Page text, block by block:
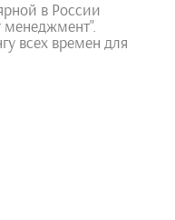
в России
менеджмент".
всех времен для